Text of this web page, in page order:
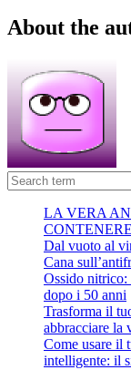
About the
LA VERA
Dal vuoto al
Cana
Ossido nitrico:
dopo i 50 anni
Trasforma il
abbracciare la
Come usare il
intelligente: il